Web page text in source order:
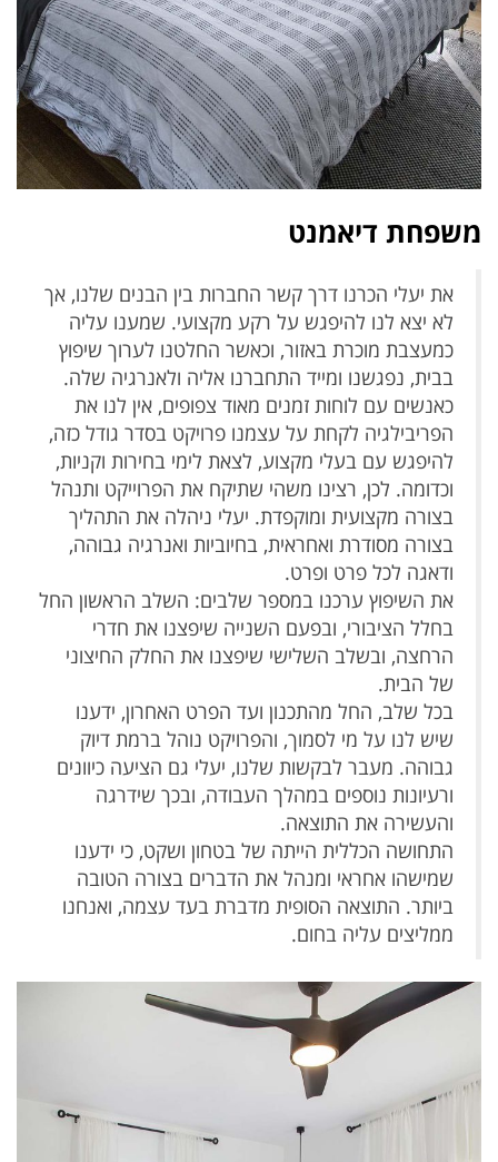
משפחת דיאמנט
את יעלי הכרנו דרך קשר החברות בין הבנים שלנו, אך
לא יצא לנו להיפגש על רקע מקצועי. שמענו עליה
כמעצבת מוכרת באזור, וכאשר החלטנו לערוך שיפוץ
בבית, נפגשנו ומייד התחברנו אליה ולאנרגיה שלה.
כאנשים עם לוחות זמנים מאוד צפופים, אין לנו את
הפריבילגיה לקחת על עצמנו פרויקט בסדר גודל כזה,
להיפגש עם בעלי מקצוע, לצאת לימי בחירות וקניות,
וכדומה. לכן, רצינו משהי שתיקח את הפרוייקט ותנהל
בצורה מקצועית ומוקפדת. יעלי ניהלה את התהליך
בצורה מסודרת ואחראית, בחיוביות ואנרגיה גבוהה,
ודאגה לכל פרט ופרט.
את השיפוץ ערכנו במספר שלבים: השלב הראשון החל
בחלל הציבורי, ובפעם השנייה שיפצנו את חדרי
הרחצה, ובשלב השלישי שיפצנו את החלק החיצוני
של הבית.
בכל שלב, החל מהתכנון ועד הפרט האחרון, ידענו
שיש לנו על מי לסמוך, והפרויקט נוהל ברמת דיוק
גבוהה. מעבר לבקשות שלנו, יעלי גם הציעה כיוונים
ורעיונות נוספים במהלך העבודה, ובכך שידרגה
והעשירה את התוצאה.
התחושה הכללית הייתה של בטחון ושקט, כי ידענו
שמישהו אחראי ומנהל את הדברים בצורה הטובה
ביותר. התוצאה הסופית מדברת בעד עצמה, ואנחנו
ממליצים עליה בחום.